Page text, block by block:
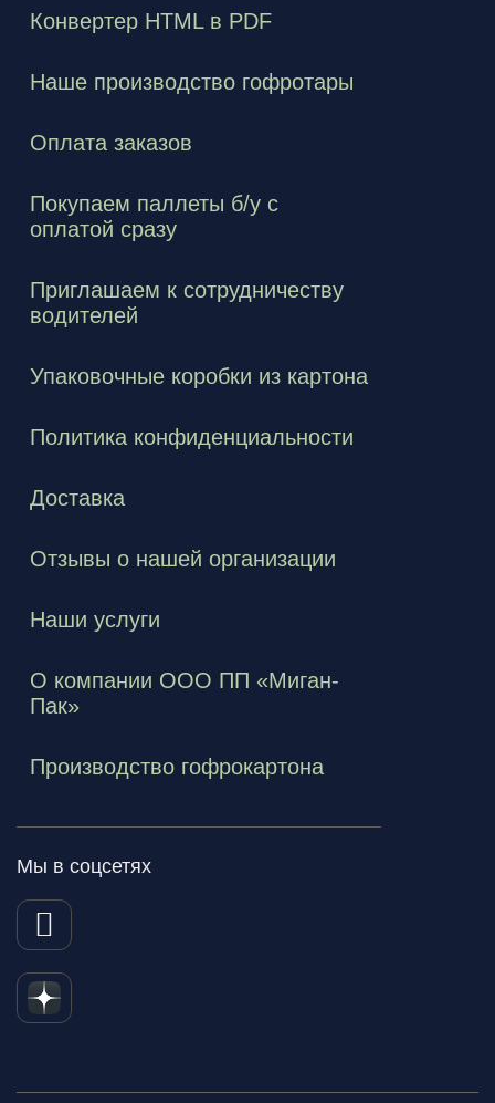
Конвертер HTML в PDF
Наше производство гофротары
Оплата заказов
Покупаем паллеты б/у с
оплатой сразу
Приглашаем к сотрудничеству
водителей
Упаковочные коробки из картона
Политика конфиденциальности
Доставка
Отзывы о нашей организации
Наши услуги
О компании ООО ПП «Миган-
Пак»
Производство гофрокартона
Мы в соцсетях